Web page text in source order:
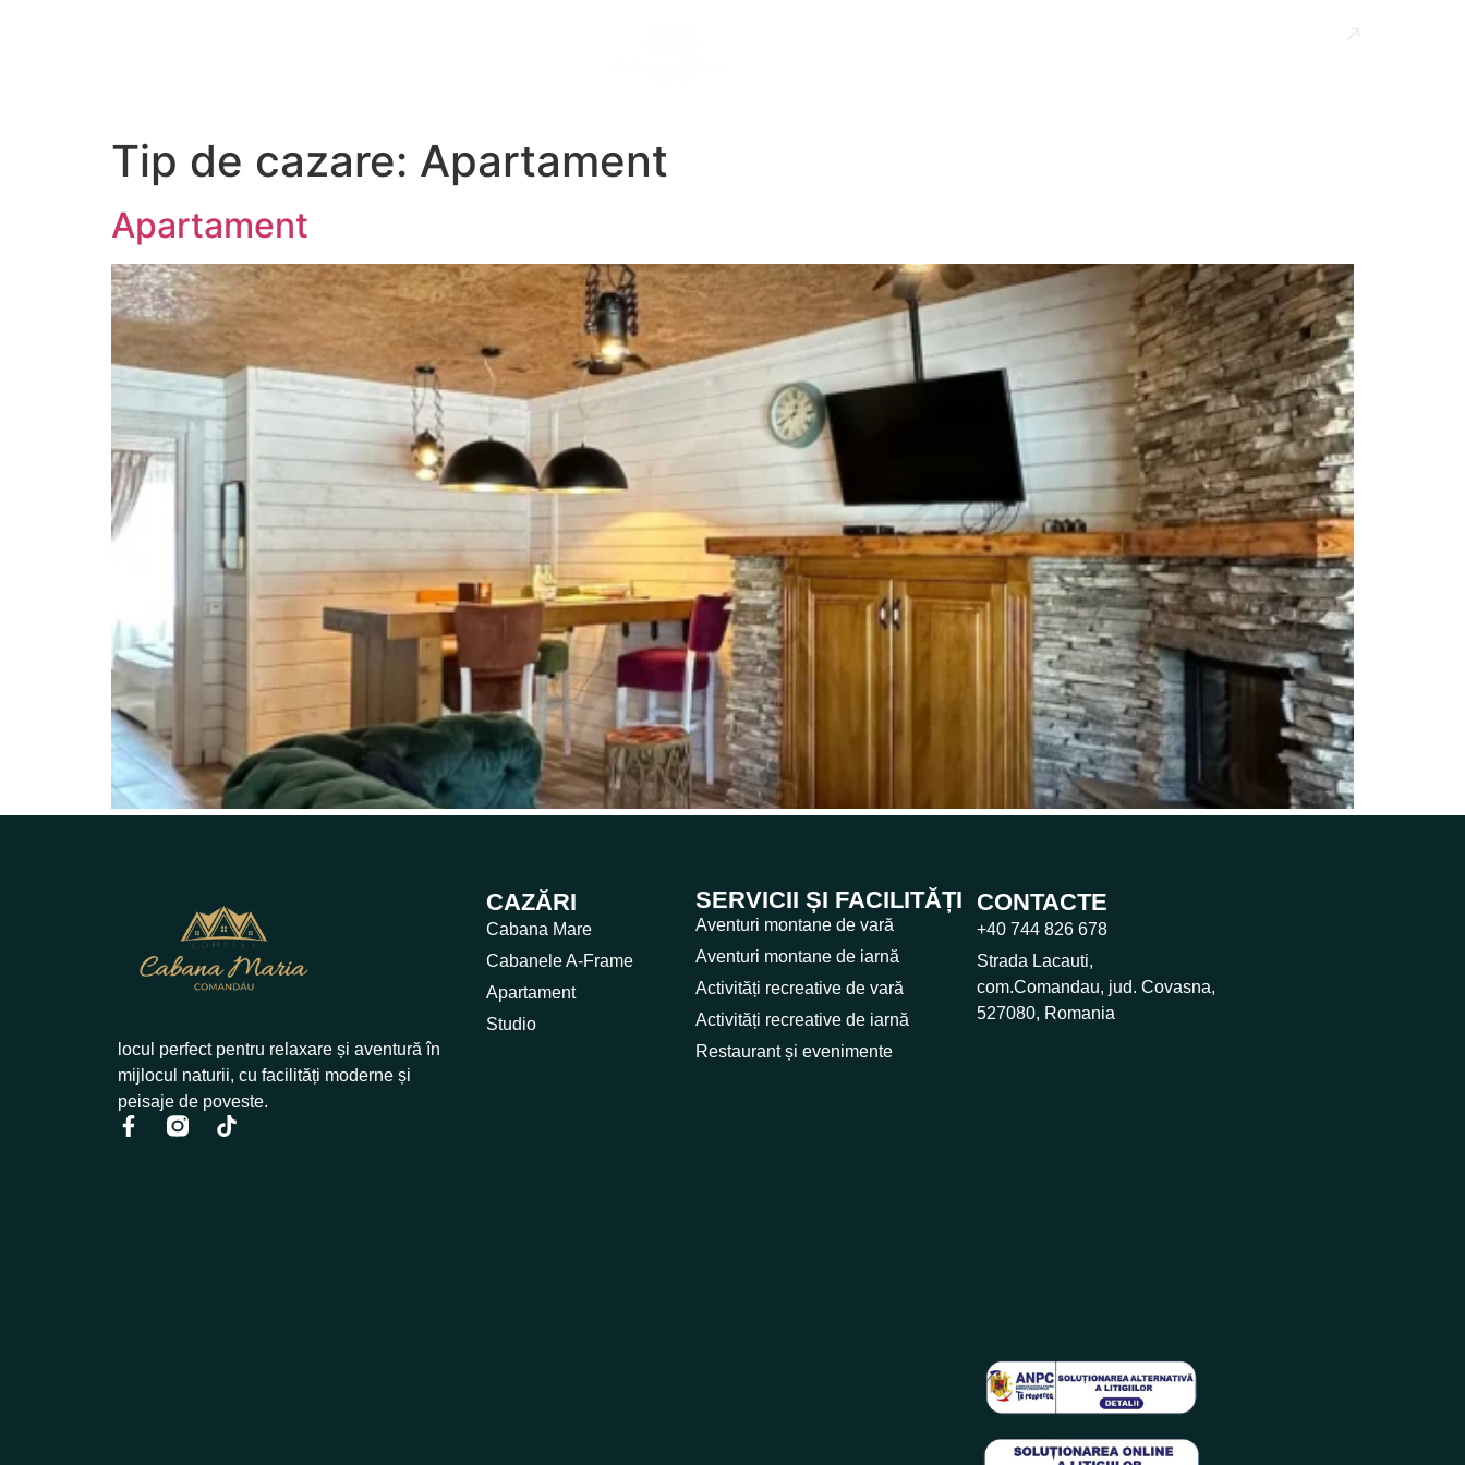
Tip de cazare: Apartament
Apartament
locul perfect pentru relaxare și aventură în
mijlocul naturii, cu facilități moderne și
peisaje de poveste.
CAZĂRI
Cabana Mare
Cabanele A-Frame
Apartament
Studio
SERVICII ȘI FACILITĂȚI
Aventuri montane de vară
Aventuri montane de iarnă
Activități recreative de vară
Activități recreative de iarnă
Restaurant și evenimente
CONTACTE
+40 744 826 678
Strada Lacauti,
com.Comandau, jud. Covasna,
527080, Romania